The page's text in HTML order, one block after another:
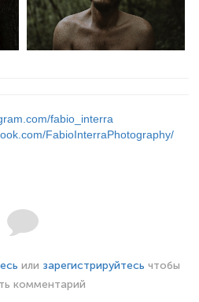
fabio_interra
FabioInterraPhotography/
или зарегистрируйтесь чтобы
комментарий